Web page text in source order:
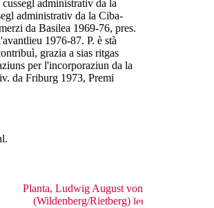
administrativ da la
administrativ da la Ciba-
da Basilea 1969-76, pres.
1976-87. P. è stà
grazia a sias ritgas
per l'incorporaziun da la
da Friburg 1973, Premi
Planta, Ludwig August von
(Wildenberg/Rietberg)